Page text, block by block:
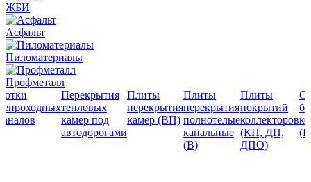
ЖБИ
Асфальт
Пиломатериалы
Профметалл
Перекрытия
тепловых
камер под
автодорогами
Плиты
перекрытия
камер (ВП)
Плиты
перекрытия
полнотелые
канальные
(В)
Плиты
покрытий
коллекторов
(КП, ДП,
ДПО)